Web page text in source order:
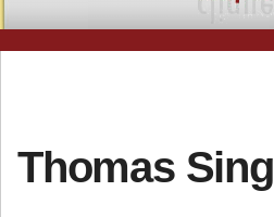
Thomas Sing